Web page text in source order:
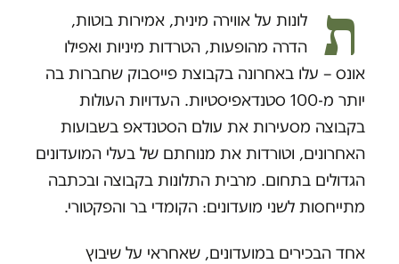
ת
לונות על אווירה מינית, אמירות בוטות,
הדרה מהופעות, הטרדות מיניות ואפילו
אונס – עלו באחרונה בקבוצת פייסבוק שחברות בה
יותר מ-100 סטנדאפיסטיות. העדויות העולות
בקבוצה מסעירות את עולם הסטנדאפ בשבועות
האחרונים, וטורדות את מנוחתם של בעלי המועדונים
הגדולים בתחום. מרבית התלונות בקבוצה ובכתבה
מתייחסות לשני מועדונים: הקומדי בר והפקטורי.
אחד הבכירים במועדונים, שאחראי על שיבוץ